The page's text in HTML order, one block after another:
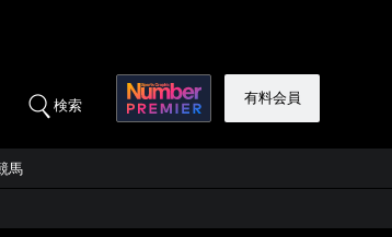
検索 有料会員
馬